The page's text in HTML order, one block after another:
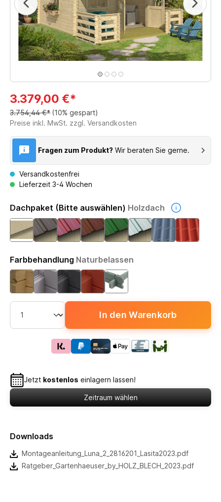
3.379,00 €*
3.754,44 €* (10% gespart)
Preise inkl. MwSt. zzgl. Versandkosten
Fragen zum Produkt? Wir beraten Sie gerne.
Versandkostenfrei
Lieferzeit 3-4 Wochen
Dachpaket (Bitte auswählen) Holzdach
Farbbehandlung Naturbelassen
In den Warenkorb
Jetzt kostenlos einlagern lassen!
Zeitraum wählen
Downloads
Montageanleitung_Luna_2_2816201_Lasita2023.pdf
Ratgeber_Gartenhaeuser_by_HOLZ_BLECH_2023.pdf